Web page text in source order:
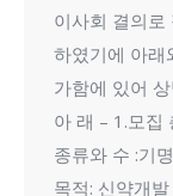
이사회 결의로
하였기에 아래
가함에 있어
아 래 – 1.모집
종류와 수 :기
목적: 신약개